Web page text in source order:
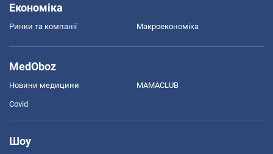
Економіка
Ринки та компанії Макроекономіка
MedOboz
Новини медицини MAMACLUB
Covid
Шоу